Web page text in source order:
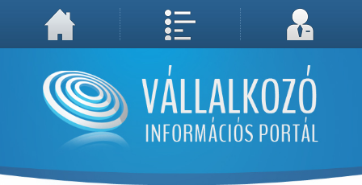
A weboldal használatával Ön elfogadja, hogy Cookie-kat (sütiket) tároljunk számítógépén. A sütik a weboldal megfelelő működéséhez
Megértettem, folytatás...